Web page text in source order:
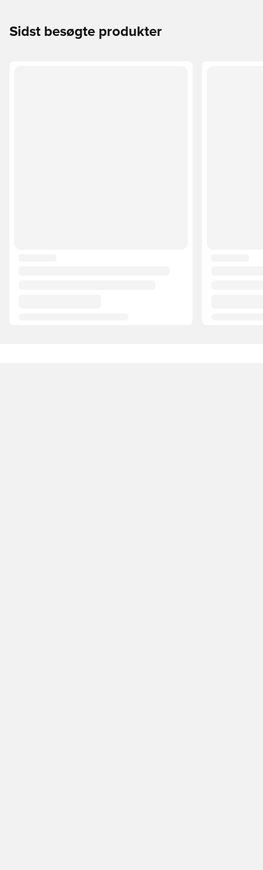
Sidst besøgte produkter